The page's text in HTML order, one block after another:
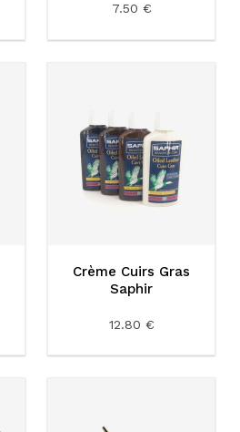
7.50 €
Crème Cuirs Gras
Saphir
12.80 €